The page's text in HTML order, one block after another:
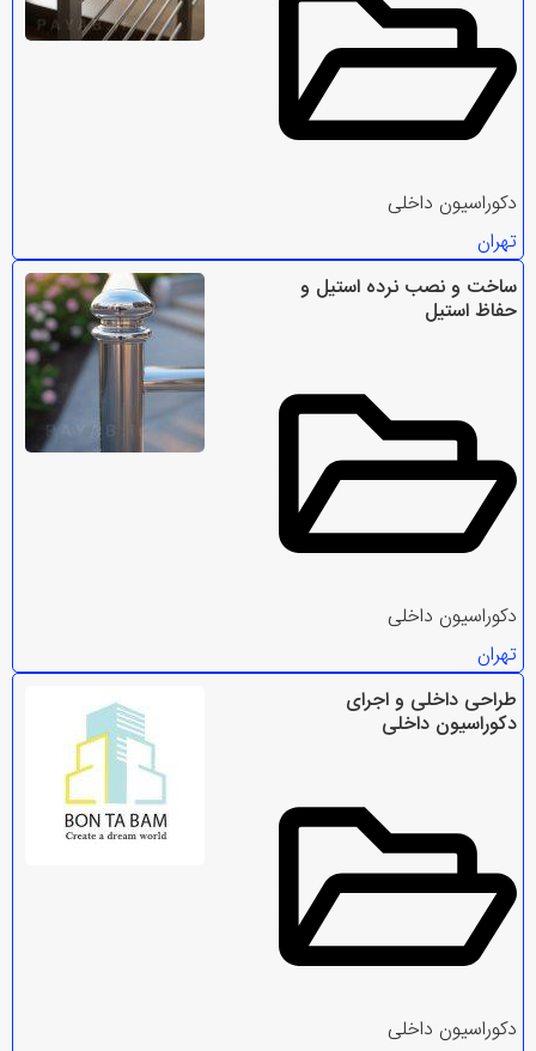
دکوراسیون داخلی
تهران
ساخت و نصب نرده استیل و
حفاظ استیل
دکوراسیون داخلی
تهران
طراحی داخلی و اجرای
دکوراسیون داخلی
دکوراسیون داخلی